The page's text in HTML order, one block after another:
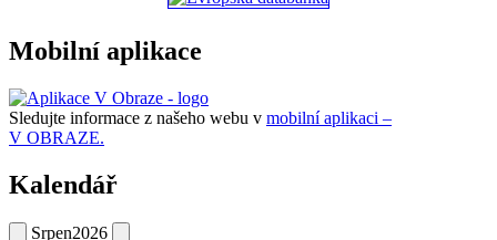
Mobilní aplikace
Sledujte informace z našeho webu v mobilní aplikaci –
V OBRAZE.
Kalendář
Srpen2026